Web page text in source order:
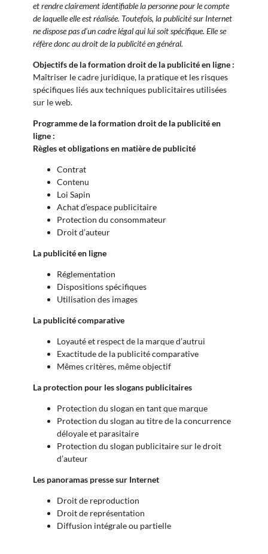
et rendre clairement identifiable la personne pour le compte
de laquelle elle est réalisée. Toutefois, la publicité sur Internet
ne dispose pas d’un cadre légal qui lui soit spécifique. Elle se
réfère donc au droit de la publicité en général.
Objectifs de la formation droit de la publicité en ligne :
Maîtriser le cadre juridique, la pratique et les risques
spécifiques liés aux techniques publicitaires utilisées
sur le web.
Programme de la formation droit de la publicité en
ligne :
Règles et obligations en matière de publicité
Contrat
Contenu
Loi Sapin
Achat d’espace publicitaire
Protection du consommateur
Droit d’auteur
La publicité en ligne
Réglementation
Dispositions spécifiques
Utilisation des images
La publicité comparative
Loyauté et respect de la marque d’autrui
Exactitude de la publicité comparative
Mêmes critères, même objectif
La protection pour les slogans publicitaires
Protection du slogan en tant que marque
Protection du slogan au titre de la concurrence
déloyale et parasitaire
Protection du slogan publicitaire sur le droit
d’auteur
Les panoramas presse sur Internet
Droit de reproduction
Droit de représentation
Diffusion intégrale ou partielle